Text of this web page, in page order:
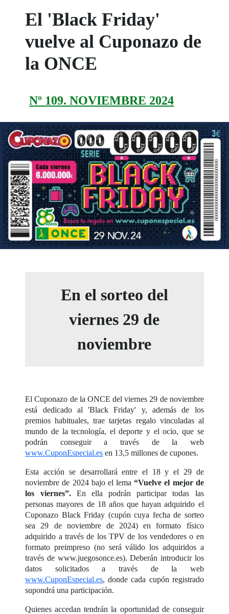
El 'Black Friday'
vuelve al Cuponazo de
la ONCE
Nº 109. NOVIEMBRE 2024
En el sorteo del
viernes 29 de
noviembre
El Cuponazo de la ONCE del viernes 29 de noviembre
está dedicado al 'Black Friday' y, además de los
premios habituales, trae tarjetas regalo vinculadas al
mundo de la tecnología, el deporte y el ocio, que se
podrán conseguir a través de la web
www.CuponEspecial.es en 13,5 millones de cupones.
Esta acción se desarrollará entre el 18 y el 29 de
noviembre de 2024 bajo el lema“Vuelve el mejor de
los viernes”. En ella podrán participar todas las
personas mayores de 18 años que hayan adquirido el
Cuponazo Black Friday (cupón cuya fecha de sorteo
sea 29 de noviembre de 2024) en formato físico
adquirido a través de los TPV de los vendedores o en
formato preimpreso (no será válido los adquiridos a
través de www.juegosonce.es). Deberán introducir los
datos solicitados a través de la web
www.CuponEspecial.es, donde cada cupón registrado
supondrá una participación.
Quienes accedan tendrán la oportunidad de conseguir